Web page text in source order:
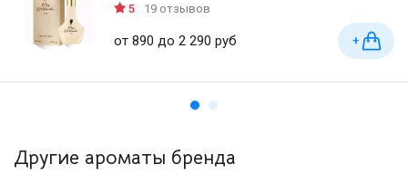
5 19 отзывов
от 890 до 2 290 руб +
Другие ароматы бренда